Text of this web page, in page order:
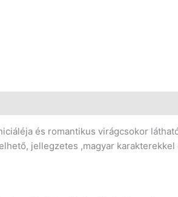
és romantikus virágcsokor
jellegzetes ,magyar karakterekkel